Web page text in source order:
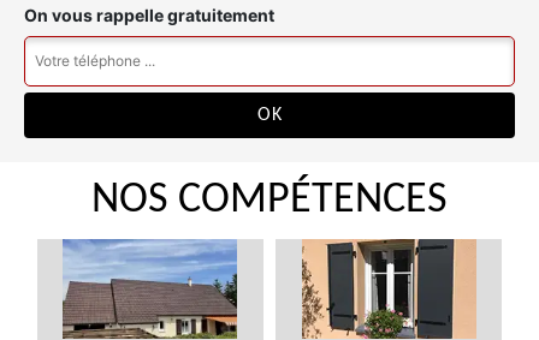
On vous rappelle gratuitement
NOS COMPÉTENCES